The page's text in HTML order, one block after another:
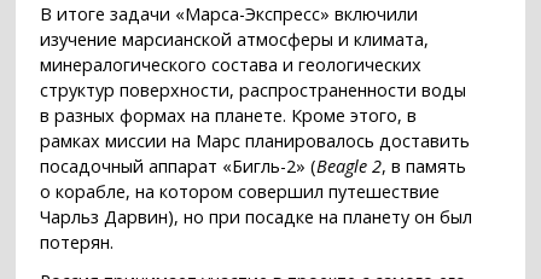
В итоге задачи «Марса-Экспресс» включили
изучение марсианской атмосферы и климата,
минералогического состава и геологических
структур поверхности, распространенности воды
в разных формах на планете. Кроме этого, в
рамках миссии на Марс планировалось доставить
посадочный аппарат «Бигль-2» (Beagle 2, в память
о корабле, на котором совершил путешествие
Чарльз Дарвин), но при посадке на планету он был
потерян.